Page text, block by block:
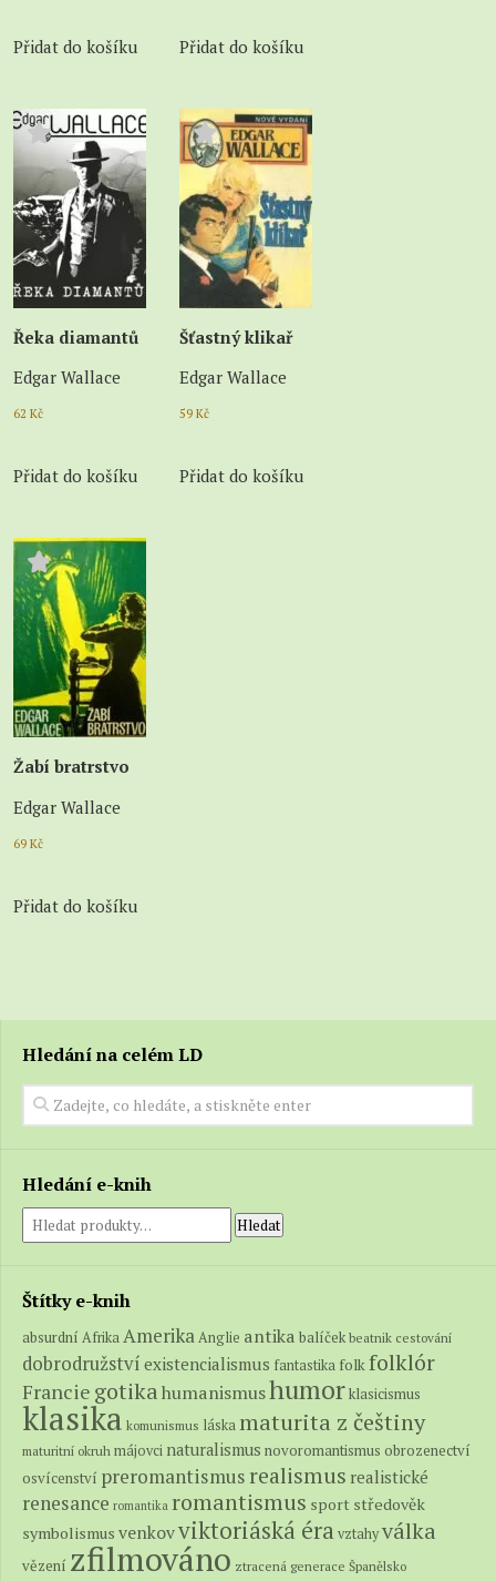
Přidat do košíku Přidat do košíku
Řeka diamantů
Edgar Wallace
62 Kč
Přidat do košíku
Šťastný klikař
Edgar Wallace
59 Kč
Přidat do košíku
Žabí bratrstvo
Edgar Wallace
69 Kč
Přidat do košíku
Hledání na celém LD
Hledání e-knih
Hledat
Štítky e-knih
absurdní AfrikaAmerikaAnglie antika balíček beatnik cestování
dobrodružství existencialismus fantastika folkfolklór
Francie gotikahumanismushumorklasicismus
klasika komunismus láskamaturita z češtiny
maturitní okruh májovci naturalismus novoromantismus obrozenectví
osvícenství preromantismus realismus realistické
renesance romantika romantismus sport středověk
symbolismus venkovviktoriáská éravztahyválka
vězení zfilmováno ztracená generace Španělsko